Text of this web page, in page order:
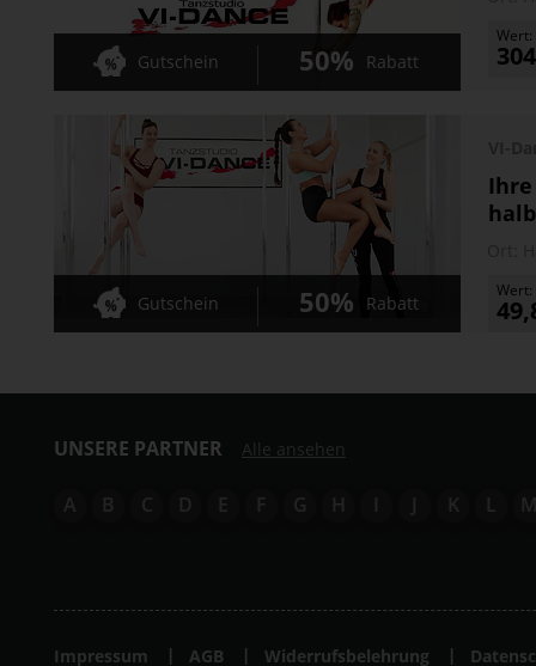
Gutschein 50% Rabatt
Wert:
Gutschein 50% Rabatt
Wert:
UNSERE PARTNER Alle ansehen
A B C D E F G H I J K L M
Impressum AGB Widerrufsbelehrung